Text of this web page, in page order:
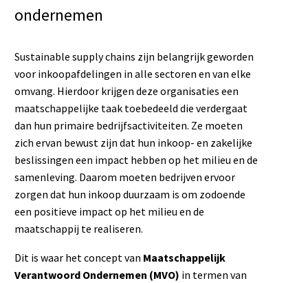
ondernemen
Sustainable supply chains zijn belangrijk geworden
voor inkoopafdelingen in alle sectoren en van elke
omvang. Hierdoor krijgen deze organisaties een
maatschappelijke taak toebedeeld die verdergaat
dan hun primaire bedrijfsactiviteiten. Ze moeten
zich ervan bewust zijn dat hun inkoop- en zakelijke
beslissingen een impact hebben op het milieu en de
samenleving. Daarom moeten bedrijven ervoor
zorgen dat hun inkoop duurzaam is om zodoende
een positieve impact op het milieu en de
maatschappij te realiseren.
Dit is waar het concept van Maatschappelijk
Verantwoord Ondernemen (MVO) in termen van